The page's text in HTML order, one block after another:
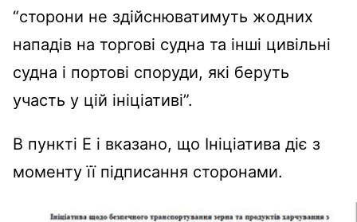
“сторони не здійснюватимуть жодних
нападів на торгові судна та інші цивільні
судна і портові споруди, які беруть
участь у цій ініціативі”.
В пункті Е і вказано, що Ініціатива діє з
моменту її підписання сторонами.